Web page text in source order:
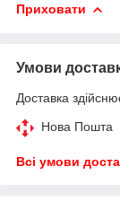
Приховати
Умови
Доставка
Нова Пошта
Всі умови